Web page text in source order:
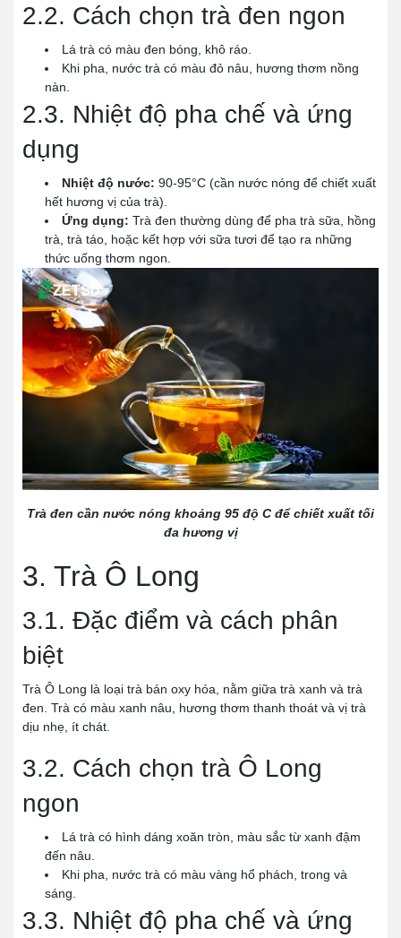
2.2. Cách chọn trà đen ngon
Lá trà có màu đen bóng, khô ráo.
Khi pha, nước trà có màu đỏ nâu, hương thơm nồng
nàn.
2.3. Nhiệt độ pha chế và ứng
dụng
Nhiệt độ nước: 90-95°C (cần nước nóng để chiết xuất
hết hương vị của trà).
Ứng dụng: Trà đen thường dùng để pha trà sữa, hồng
trà, trà táo, hoặc kết hợp với sữa tươi để tạo ra những
thức uống thơm ngon.
Trà đen cần nước nóng khoảng 95 độ C để chiết xuất tối
đa hương vị
3. Trà Ô Long
3.1. Đặc điểm và cách phân
biệt
Trà Ô Long là loại trà bán oxy hóa, nằm giữa trà xanh và trà
đen. Trà có màu xanh nâu, hương thơm thanh thoát và vị trà
dịu nhẹ, ít chát.
3.2. Cách chọn trà Ô Long
ngon
Lá trà có hình dáng xoăn tròn, màu sắc từ xanh đậm
đến nâu.
Khi pha, nước trà có màu vàng hổ phách, trong và
sáng.
3.3. Nhiệt độ pha chế và ứng